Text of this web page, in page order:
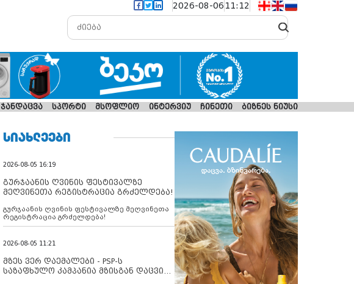
2026-08-06 11:12
ჯანდაცვა სპორტი მსოფლიო ინტერვიუ ჩინეთი ბიზნეს ნიუსი
ᲡᲘᲐᲮᲚᲔᲔᲑᲘ
2026-08-05 16:19
გურჯაანის ღვინის ფესტივალზე
მეღვინეთა რეგისტრაცია გრძელდება!
გურჯაანის ღვინის ფესტივალზე მეღვინეთა
რეგისტრაცია გრძელდება!
2026-08-05 11:21
მზეს ვერ დაემალები - PSP-ს
საზაფხულო კამპანია მზისგან დაცვის